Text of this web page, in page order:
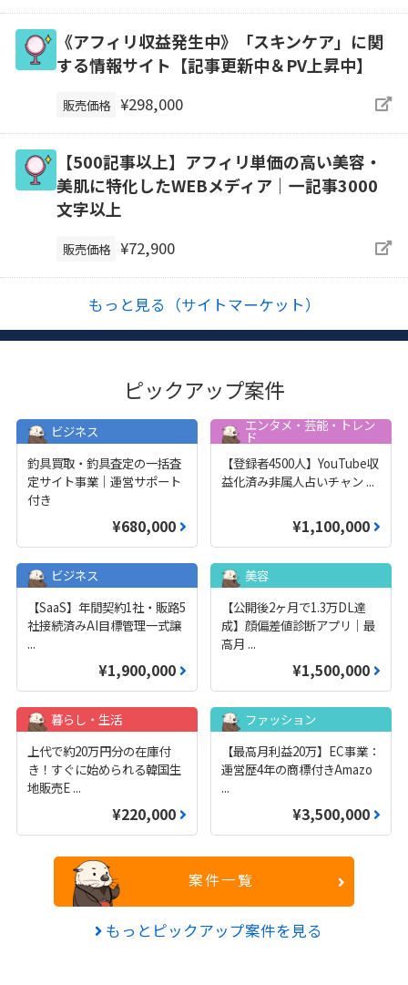
《アフィリ収益発生中》「スキンケア」に関
する情報サイト【記事更新中＆PV上昇中】
販売価格 ¥298,000
【500記事以上】アフィリ単価の高い美容・
美肌に特化したWEBメディア｜一記事3000
文字以上
販売価格 ¥72,900
もっと見る（サイトマーケット）
ピックアップ案件
ビジネス
釣具買取・釣具査定の一括査
定サイト事業｜運営サポート
付き
¥680,000
エンタメ・芸能・トレン
ド
【登録者4500人】YouTube収
益化済み非属人占いチャン ...
¥1,100,000
ビジネス
【SaaS】年間契約1社・販路5
社接続済みAI目標管理一式譲
...
¥1,900,000
美容
【公開後2ヶ月で1.3万DL達
成】顔偏差値診断アプリ｜最
高月 ...
¥1,500,000
暮らし・生活
上代で約20万円分の在庫付
き！すぐに始められる韓国生
地販売E ...
¥220,000
ファッション
【最高月利益20万】EC事業：
運営歴4年の商標付きAmazo
...
¥3,500,000
案件一覧
もっとピックアップ案件を見る